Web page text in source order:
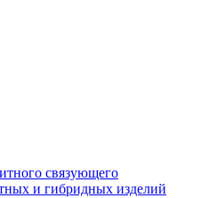
связующего
и гибридных изделий